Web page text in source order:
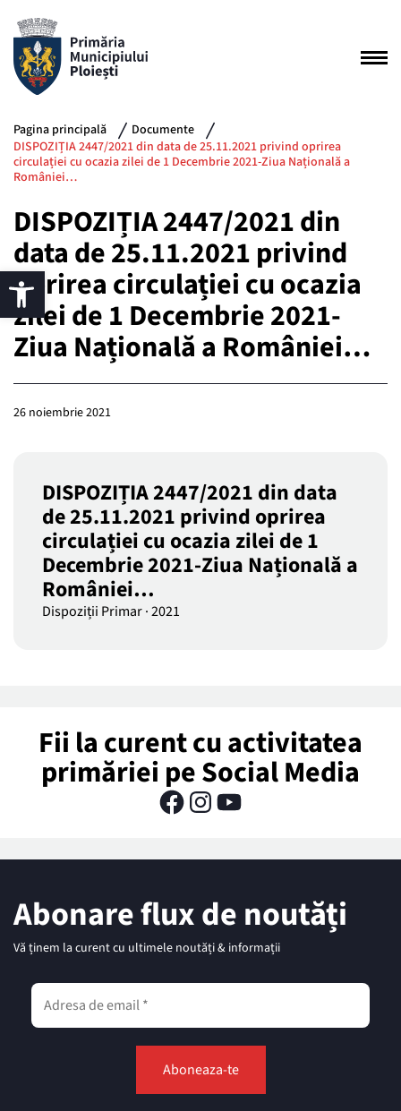
Pagina principală
Documente
DISPOZIȚIA 2447/2021 din data de 25.11.2021 privind oprirea
circulației cu ocazia zilei de 1 Decembrie 2021-Ziua Națională a
României…
DISPOZIȚIA 2447/2021 din
data de 25.11.2021 privind
oprirea circulației cu ocazia
zilei de 1 Decembrie 2021-
Ziua Națională a României…
26 noiembrie 2021
DISPOZIȚIA 2447/2021 din data
de 25.11.2021 privind oprirea
circulației cu ocazia zilei de 1
Decembrie 2021-Ziua Națională a
României…
Dispoziții Primar·2021
Fii la curent cu activitatea
primăriei pe Social Media
Abonare flux de noutăți
Vă ținem la curent cu ultimele noutăți & informații